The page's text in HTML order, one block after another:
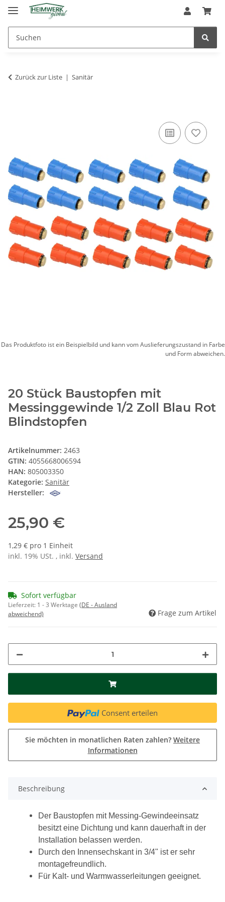
Zurück zur Liste Sanitär
Das Produktfoto ist ein Beispielbild und kann vom Auslieferungszustand in Farbe
und Form abweichen.
20 Stück Baustopfen mit
Messinggewinde 1/2 Zoll Blau Rot
Blindstopfen
Artikelnummer: 2463
GTIN: 4055668006594
HAN: 805003350
Kategorie: Sanitär
Hersteller:
25,90 €
1,29 € pro 1 Einheit
inkl. 19% USt. , inkl. Versand
Sofort verfügbar
Lieferzeit: 1 - 3 Werktage (DE - Ausland
abweichend)
Frage zum Artikel
Consent erteilen
Sie möchten in monatlichen Raten zahlen? Weitere
Informationen
Beschreibung
Der Baustopfen mit Messing-Gewindeeinsatz
besitzt eine Dichtung und kann dauerhaft in der
Installation belassen werden.
Durch den Innensechskant in 3/4" ist er sehr
montagefreundlich.
Für Kalt- und Warmwasserleitungen geeignet.